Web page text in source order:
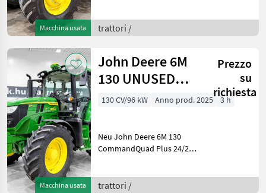
Macchina usata
Kabine, SF3000 AutoTrac,
ISOBUS, Druckluftbremse,
trattori /
Macchina usata
John Deere 6M
130 UNUSED
CommandQuad
km/h tra
Prezzo
su
richiesta
130 CV/96 kW Anno prod. 2025 3 h
Neu John Deere 6M 130
CommandQuad Plus 24/24
Federkabine, SF7500
trattori /